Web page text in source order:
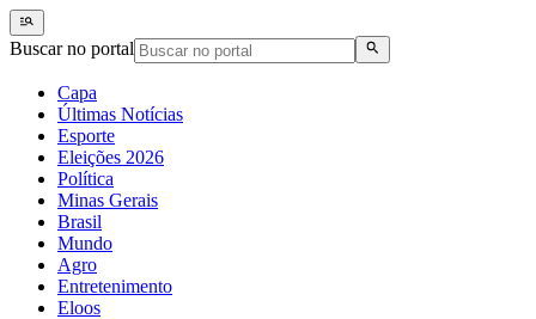
Buscar no portal
Capa
Últimas Notícias
Esporte
Eleições 2026
Política
Minas Gerais
Brasil
Mundo
Agro
Entretenimento
Eloos